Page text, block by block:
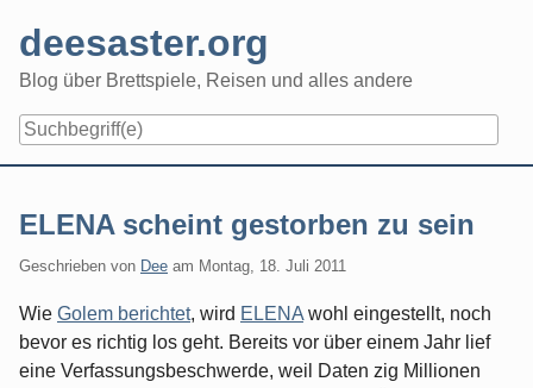
content
deesaster.org
Blog über Brettspiele, Reisen und alles andere
ELENA scheint gestorben zu sein
Geschrieben von Dee am Montag, 18. Juli 2011
Wie Golem berichtet, wird ELENA wohl eingestellt, noch
bevor es richtig los geht. Bereits vor über einem Jahr lief
eine Verfassungsbeschwerde, weil Daten zig Millionen